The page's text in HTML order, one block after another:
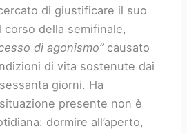
di giustificare il suo
della semifinale,
di agonismo”causato
di vita sostenute dai
giorni. Ha
presente non è
dormire all’aperto,